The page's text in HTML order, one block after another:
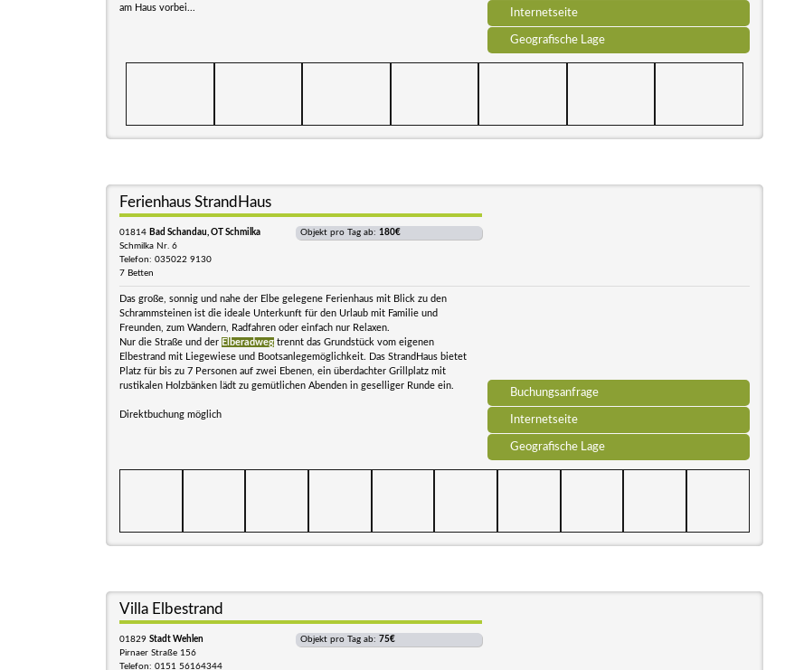
Internetseite
Geografische Lage
am Haus vorbei...
Buchungsanfrage
Internetseite
Geografische Lage
Ferienhaus StrandHaus
01814 Bad Schandau, OT Schmilka
Schmilka Nr. 6
Telefon: 035022 9130
7 Betten
Objekt pro Tag ab: 180€
Das große, sonnig und nahe der Elbe gelegene Ferienhaus mit Blick zu den
Schrammsteinen ist die ideale Unterkunft für den Urlaub mit Familie und
Freunden, zum Wandern, Radfahren oder einfach nur Relaxen.
Nur die Straße und der Elberadweg trennt das Grundstück vom eigenen
Elbestrand mit Liegewiese und Bootsanlegemöglichkeit. Das StrandHaus bietet
Platz für bis zu 7 Personen auf zwei Ebenen, ein überdachter Grillplatz mit
rustikalen Holzbänken lädt zu gemütlichen Abenden in geselliger Runde ein.
Direktbuchung möglich
Villa Elbestrand
01829 Stadt Wehlen
Pirnaer Straße 156
Telefon: 0151 56164344
Objekt pro Tag ab: 75€